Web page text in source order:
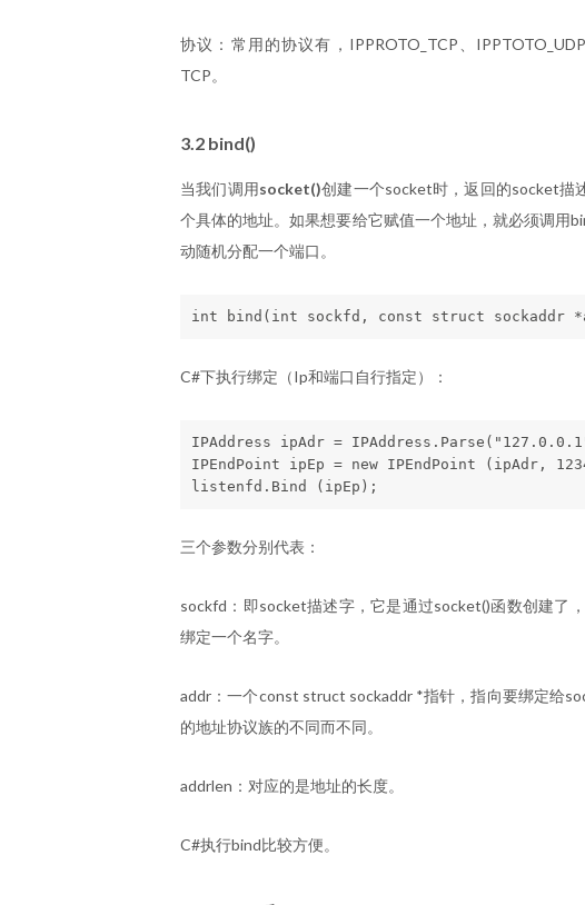
协议：常用的协议有，IPPROTO_TCP、
TCP。
3.2 bind()
当我们调用socket()创建一个socket时，返回的socket描
个具体的地址。如果想要给它赋值一个地址，就必须调用
动随机分配一个端口。
C#下执行绑定（Ip和端口自行指定）：
IPAddress ipAdr =
IPEndPoint ipEp = new IPEndPoint (ipAdr,
三个参数分别代表：
sockfd：即socket描述字，它是通过socket()函数创建了
绑定一个名字。
addr：一个const struct sockaddr *指针，指向要绑定给
的地址协议族的不同而不同。
addrlen：对应的是地址的长度。
C#执行bind比较方便。